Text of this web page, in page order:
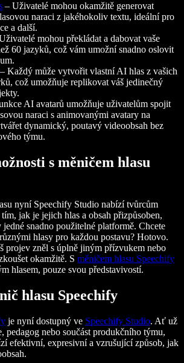
– Uživatelé mohou okamžitě generovat
naraci z jakéhokoliv textu, ideální pro
a další.
mohou překládat a dabovat vaše
60 jazyků, což vám umožní snadno oslovit
– Každý může vytvořit vlastní AI hlas z vašich
což umožňuje replikovat váš jedinečný
AI avatarů umožňuje uživatelům spojit
naraci s animovanými avatary na
dynamický, poutavý videoobsah bez
týmu.
s měničem hlasu
nyní Speechify Studio nabízí tvůrcům
jak je jejich hlas a obsah přizpůsoben,
snadno použitelné platformě. Chcete
hlasy pro každou postavu? Hotovo.
projev zněl s úplně jiným přízvukem nebo
okamžitě. S měničem hlasu Speechify
hlasem, pouze svou představivostí.
hlasu Speechify
je nyní dostupný ve Speechify Studio. Ať už
pedagog nebo součást produkčního týmu,
efektivní, expresivní a vzrušující způsob, jak